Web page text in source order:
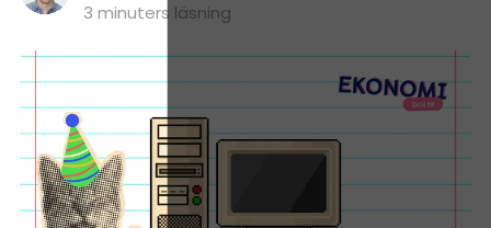
3 minuters läsning